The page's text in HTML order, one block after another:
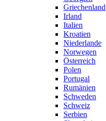
Griechenland
Irland
Italien
Kroatien
Niederlande
Norwegen
Österreich
Polen
Portugal
Rumänien
Schweden
Schweiz
Serbien